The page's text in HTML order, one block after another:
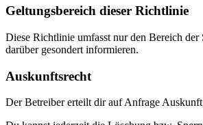
Geltungsbereich dieser Richtlinie
Diese Richtlinie umfasst nur den Bereich
darüber gesondert informieren.
Auskunftsrecht
Der Betreiber erteilt dir auf Anfrage